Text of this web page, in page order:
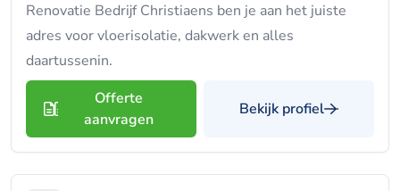
Renovatie Bedrijf Christiaens ben je aan het juiste
adres voor vloerisolatie, dakwerk en alles
daartussenin.
Offerte
aanvragen
Bekijk profiel